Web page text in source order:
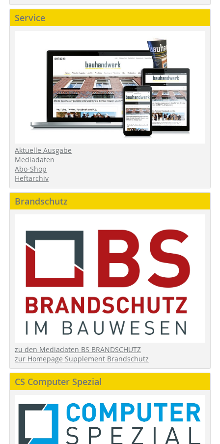
Service
Aktuelle Ausgabe
Mediadaten
Abo-Shop
Heftarchiv
Brandschutz
zu den Mediadaten BS BRANDSCHUTZ
zur Homepage Supplement Brandschutz
CS Computer Spezial